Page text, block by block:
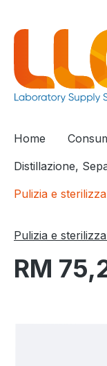
Home
Distillazione,
Pulizia e
Pulizia e
RM